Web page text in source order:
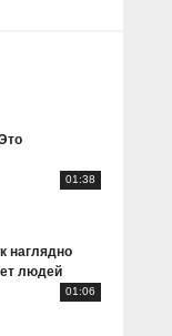
01:38
наглядно
людей
01:06